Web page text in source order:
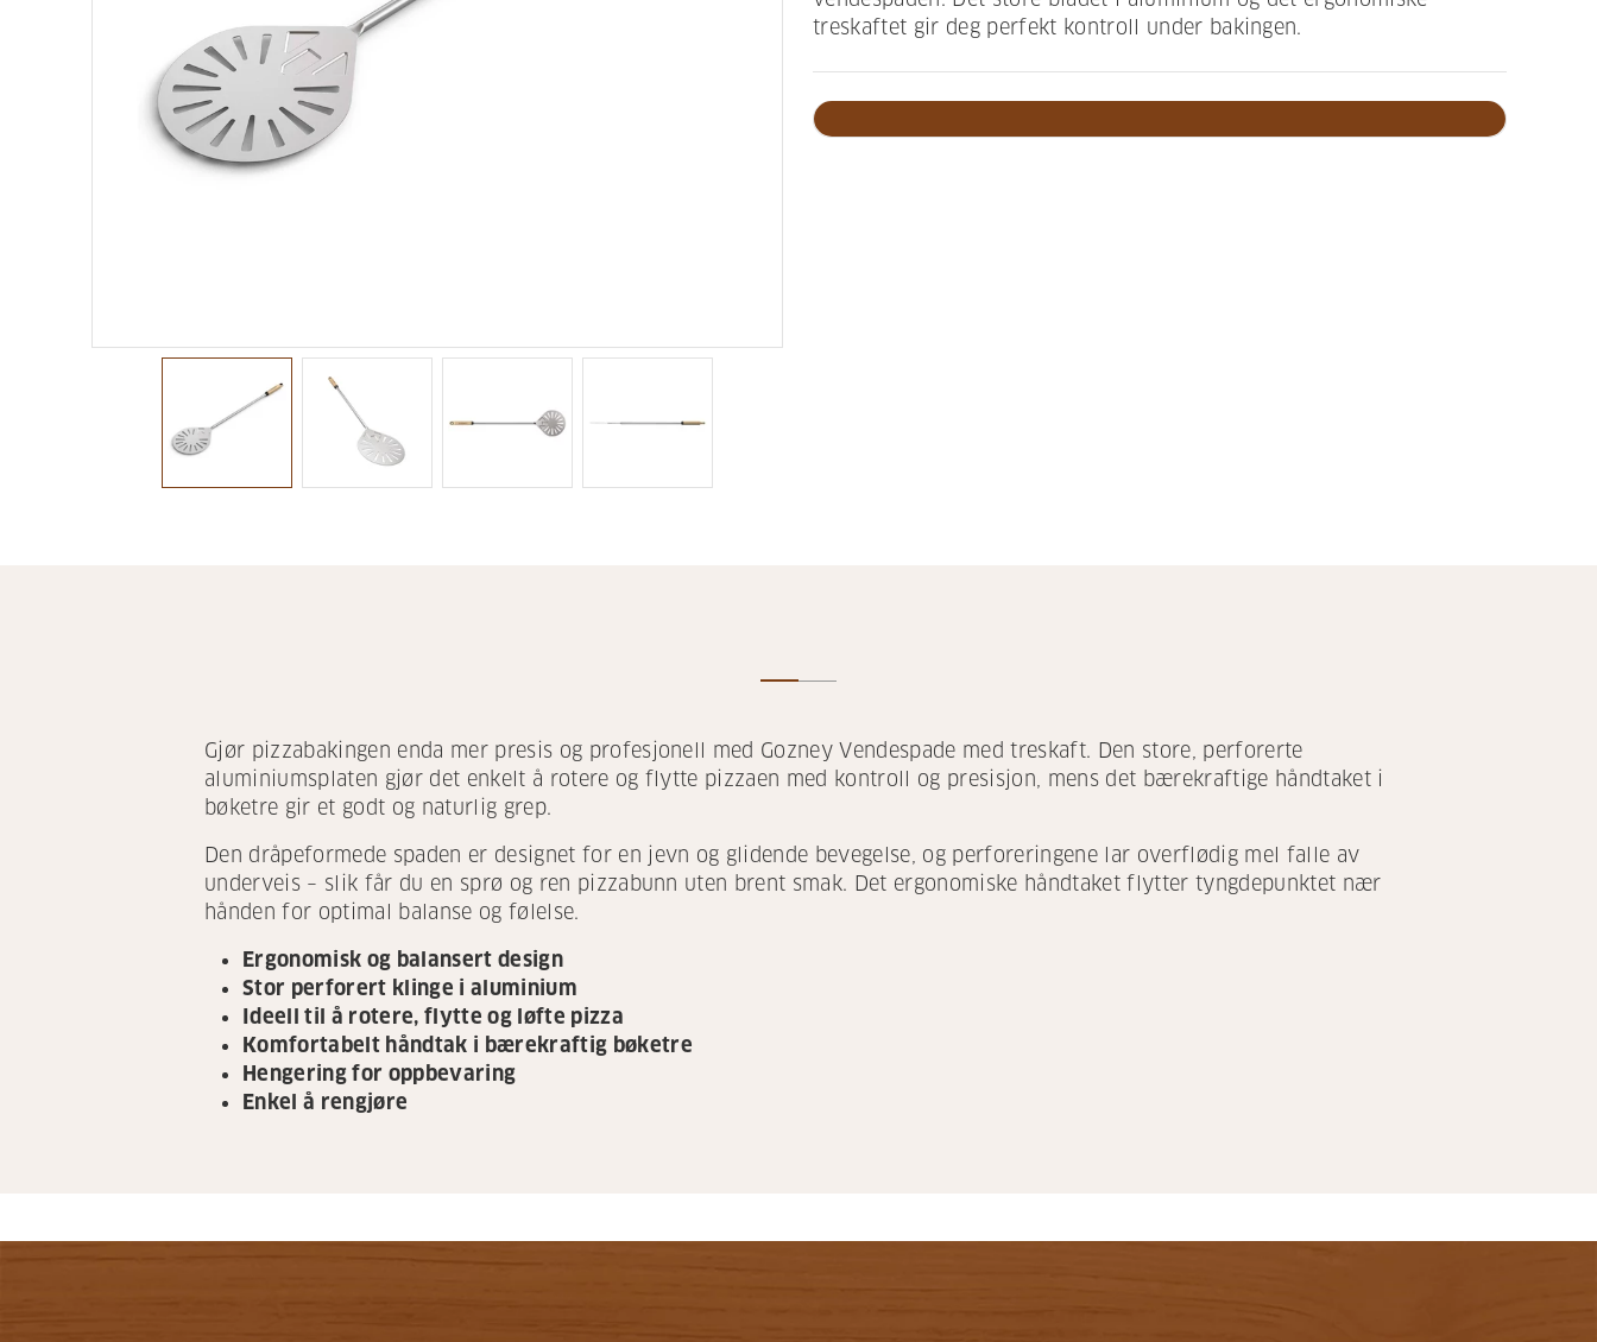
treskaftet gir deg perfekt kontroll under bakingen.
Gjør pizzabakingen enda mer presis og profesjonell med Gozney Vendespade med treskaft. Den store, perforerte
aluminiumsplaten gjør det enkelt å rotere og flytte pizzaen med kontroll og presisjon, mens det bærekraftige håndtaket i
bøketre gir et godt og naturlig grep.
Den dråpeformede spaden er designet for en jevn og glidende bevegelse, og perforeringene lar overflødig mel falle av
underveis – slik får du en sprø og ren pizzabunn uten brent smak. Det ergonomiske håndtaket flytter tyngdepunktet nær
hånden for optimal balanse og følelse.
Ergonomisk og balansert design
Stor perforert klinge i aluminium
Ideell til å rotere, flytte og løfte pizza
Komfortabelt håndtak i bærekraftig bøketre
Hengering for oppbevaring
Enkel å rengjøre